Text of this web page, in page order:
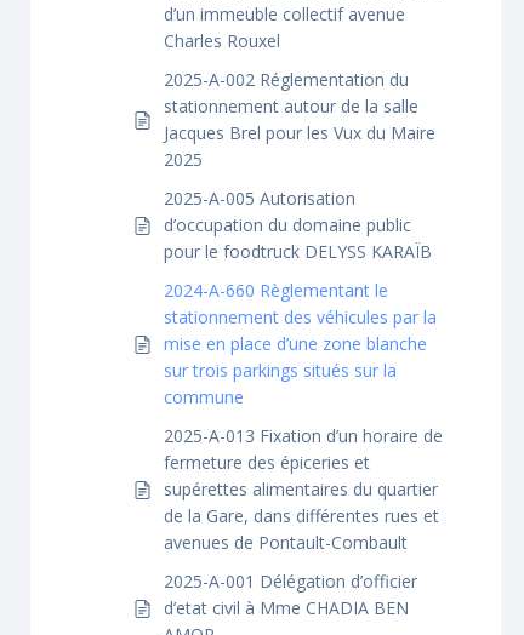
d’un immeuble collectif avenue
Charles Rouxel
2025-A-002 Réglementation du
stationnement autour de la salle
Jacques Brel pour les Vux du Maire
2025
2025-A-005 Autorisation
d’occupation du domaine public
pour le foodtruck DELYSS KARAÏB
2024-A-660 Règlementant le
stationnement des véhicules par la
mise en place d’une zone blanche
sur trois parkings situés sur la
commune
2025-A-013 Fixation d’un horaire de
fermeture des épiceries et
supérettes alimentaires du quartier
de la Gare, dans différentes rues et
avenues de Pontault-Combault
2025-A-001 Délégation d’officier
d’etat civil à Mme CHADIA BEN